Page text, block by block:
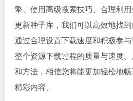
擎、使用高级搜索技巧、合理利
更新种子库，我们可以高效地找
通过合理设置下载速度和积极参
整个资源下载过程的质量与速度
和方法，相信您将能更加轻松地
精彩内容。